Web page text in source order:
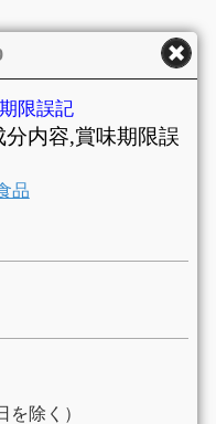
限誤記
内容,賞味期限誤
品
を除く）